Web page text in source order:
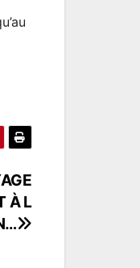
À L